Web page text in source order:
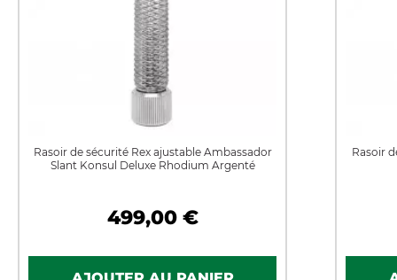
Rasoir de sécurité Rex ajustable Ambassador
Slant Konsul Deluxe Rhodium Argenté
499,00 €
Rasoir